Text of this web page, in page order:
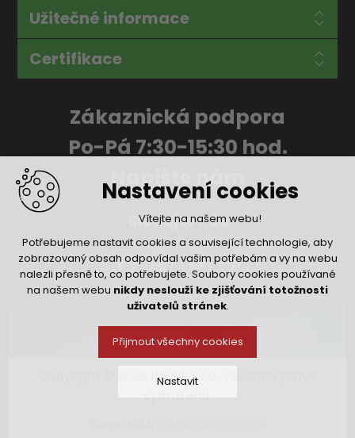
Nastavení cookies
Vítejte na našem webu!
Potřebujeme nastavit cookies a související technologie, aby
zobrazovaný obsah odpovídal vašim potřebám a vy na webu
nalezli přesně to, co potřebujete. Soubory cookies používané
na našem webu nikdy neslouží ke zjišťování totožnosti
uživatelů stránek.
Přijmout všechny cookies
Nastavit
Užitečné informace
Certifikace
Zákaznická podpora
Po-Pá 7:30-15:30 hod.
Napište nám
Sledujte nás
Copyright © 2026 INFRA, s.r.o. Všechna práva
vyhrazena.